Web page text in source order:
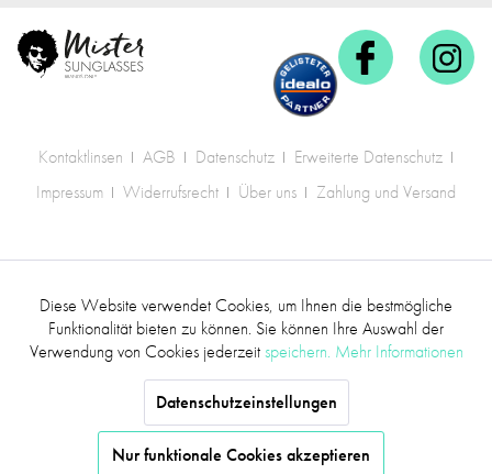
Kontaktlinsen AGB Datenschutz
Erweiterte Datenschutz
Impressum
Widerrufsrecht Über uns Zahlung und Versand
Versandkosten.
Funktionale Aktiv
Inaktiv
Diese Website verwendet Cookies, um Ihnen die bestmögliche
Funktionalität bieten zu können. Sie können Ihre Auswahl der
Verwendung von Cookies jederzeitspeichern. Mehr Informationen
Datenschutzeinstellungen
Nur funktionale Cookies akzeptieren